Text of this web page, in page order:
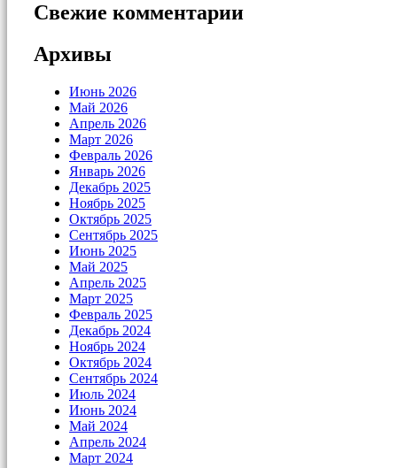
Свежие комментарии
Архивы
Июнь 2026
Май 2026
Апрель 2026
Март 2026
Февраль 2026
Январь 2026
Декабрь 2025
Ноябрь 2025
Октябрь 2025
Сентябрь 2025
Июнь 2025
Май 2025
Апрель 2025
Март 2025
Февраль 2025
Декабрь 2024
Ноябрь 2024
Октябрь 2024
Сентябрь 2024
Июль 2024
Июнь 2024
Май 2024
Апрель 2024
Март 2024